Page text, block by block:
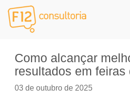
Como alcançar
resultados em feiras
03 de outubro de 2025